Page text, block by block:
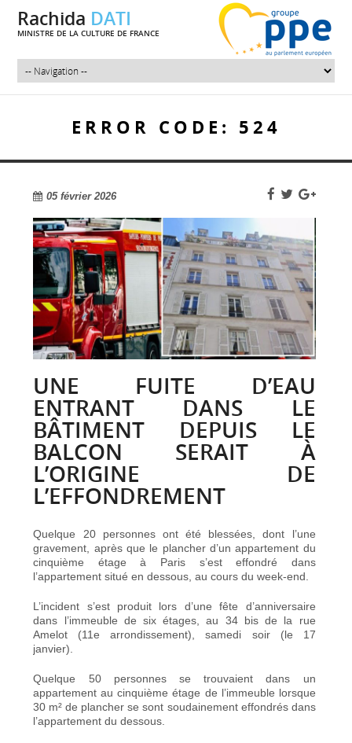
Rachida DATI
MINISTRE DE LA CULTURE DE FRANCE
ERROR CODE: 524
05 février 2026
UNE FUITE D’EAU
ENTRANT DANS LE
BÂTIMENT DEPUIS LE
BALCON SERAIT À
L’ORIGINE DE
L’EFFONDREMENT
Quelque 20 personnes ont été blessées, dont l’une
gravement, après que le plancher d’un appartement du
cinquième étage à Paris s’est effondré dans
l’appartement situé en dessous, au cours du week-end.
L’incident s’est produit lors d’une fête d’anniversaire
dans l’immeuble de six étages, au 34 bis de la rue
Amelot (11e arrondissement), samedi soir (le 17
janvier).
Quelque 50 personnes se trouvaient dans un
appartement au cinquième étage de l’immeuble lorsque
30 m² de plancher se sont soudainement effondrés dans
l’appartement du dessous.